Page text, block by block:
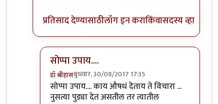
प्रतिसाद देण्यासाठीलॉग इन कराकिंवासदस्य व्हा
सोप्पा उपाय....
डॉ श्रीहासबुधवार, 30/08/2017 17:35
In reply to))))) लक्षात ठेवा -- इतरbyसस्नेह
सोप्पा उपाय.... काय औषधं देताय ते विचारा ...
नुसत्या पुड्या देत असतील तर त्यातील